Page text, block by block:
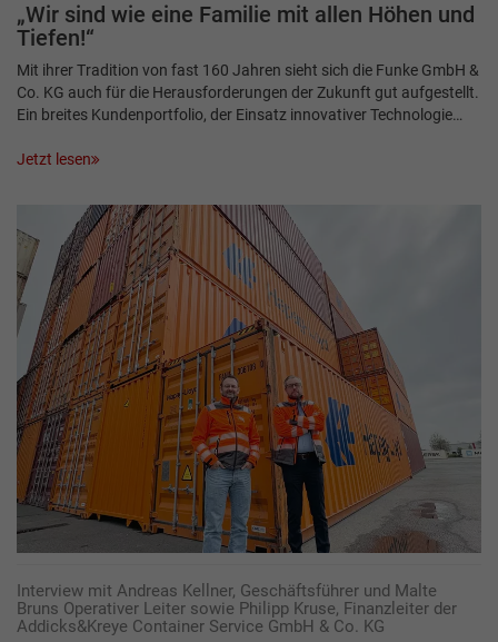
„Wir sind wie eine Familie mit allen Höhen und
Tiefen!“
Mit ihrer Tradition von fast 160 Jahren sieht sich die Funke GmbH &
Co. KG auch für die Herausforderungen der Zukunft gut aufgestellt.
Ein breites Kundenportfolio, der Einsatz innovativer Technologie…
Jetzt lesen
Interview mit Andreas Kellner, Geschäftsführer und Malte
Bruns Operativer Leiter sowie Philipp Kruse, Finanzleiter der
Addicks&Kreye Container Service GmbH & Co. KG